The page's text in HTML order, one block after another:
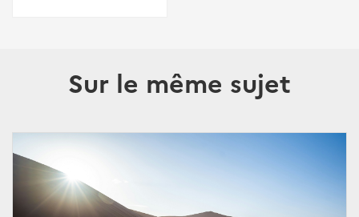
Sur le même sujet